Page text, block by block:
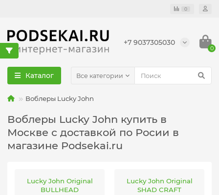
0
+7 9037305030
0
Каталог Все категории
Воблеры Lucky John
Воблеры Lucky John купить в
Москве с доставкой по Росии в
магазине Podsekai.ru
Lucky John Original
BULLHEAD
Lucky John Original
SHAD CRAFT